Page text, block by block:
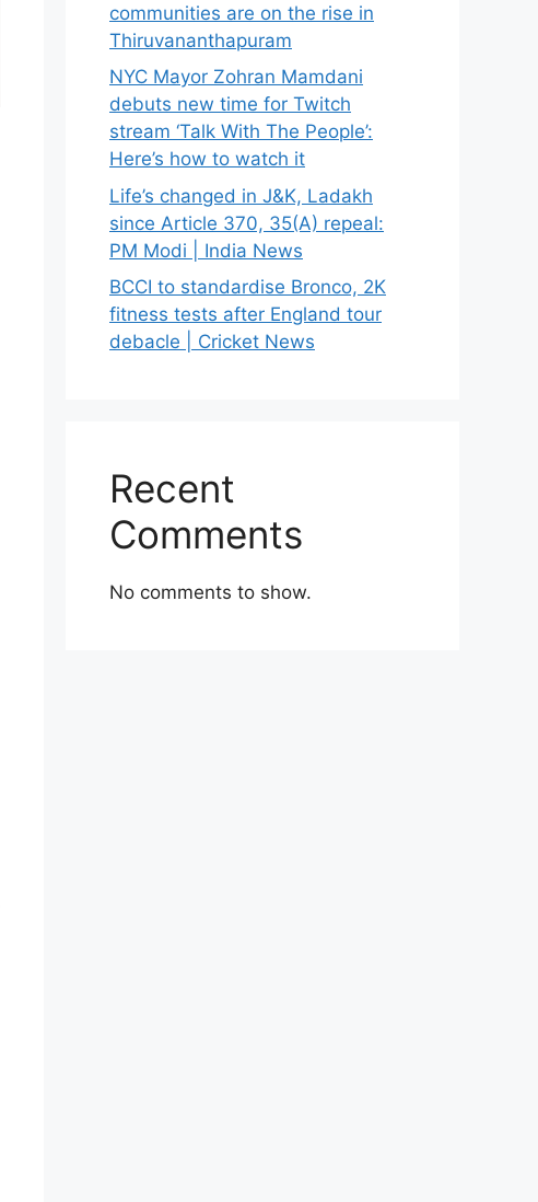
communities are on the rise in
Thiruvananthapuram
NYC Mayor Zohran Mamdani
debuts new time for Twitch
stream ‘Talk With The People’:
Here’s how to watch it
Life’s changed in J&K, Ladakh
since Article 370, 35(A) repeal:
PM Modi | India News
BCCI to standardise Bronco, 2K
fitness tests after England tour
debacle | Cricket News
Recent
Comments
No comments to show.